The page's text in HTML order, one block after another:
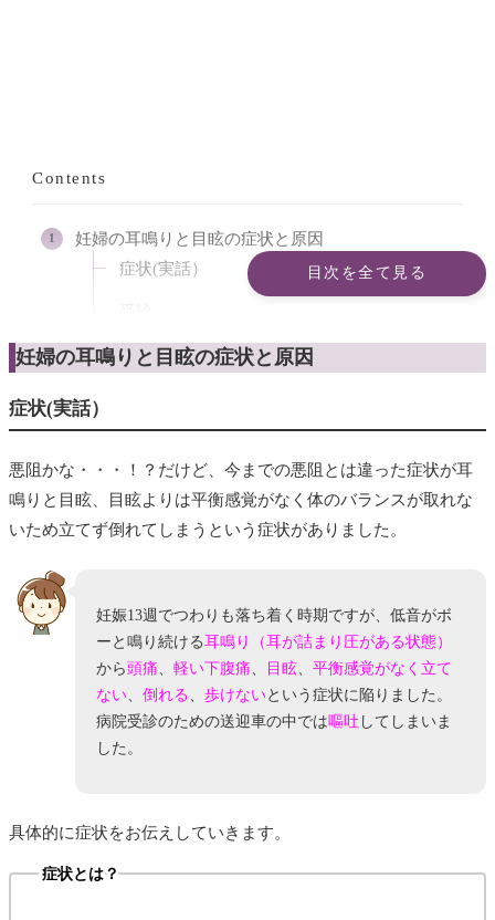
Contents
目次を全て見る
妊婦の耳鳴りと目眩の症状と原因
症状(実話）
原因
悪阻で入院生活（産婦人科）
治療
1日の過ごし方
病室
お部屋の様子
落ち着く環境
食事
【朝食】
毎回針を刺さない点滴
退院後の生活
妊婦の耳鳴りと目眩の症状と原因
症状(実話）
悪阻かな・・・！？だけど、今までの悪阻とは違った症状が耳
鳴りと目眩、目眩よりは平衡感覚がなく体のバランスが取れな
いため立てず倒れてしまうという症状がありました。
妊娠13週でつわりも落ち着く時期ですが、低音がボ
ーと鳴り続ける耳鳴り（耳が詰まり圧がある状態）
から頭痛 軽い下腹痛 目眩、 平衡感覚がなく立て
ない、 倒れる 歩けないという症状に陥りました。
病院受診のための送迎車の中では嘔吐 してしまいま
した。
具体的に症状をお伝えしていきます。
症状とは？